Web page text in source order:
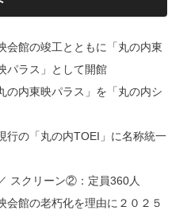
館の竣工とともに「丸の内東
パラス」として開館
内東映パラス」を「丸の内シ
の「丸の内TOEI」に名称統一
スクリーン②：定員360人
館の老朽化を理由に２０２５